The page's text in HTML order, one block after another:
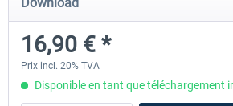
12,00 € *
16,90 € *
Prix incl. 20% TVA
Disponible en tant que téléchargement